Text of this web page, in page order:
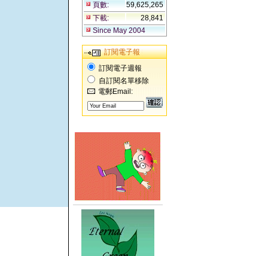
頁數:
59,625,265
下載:
28,841
Since May 2004
訂閱電子報
訂閱電子週報
自訂閱名單移除
電郵Email: